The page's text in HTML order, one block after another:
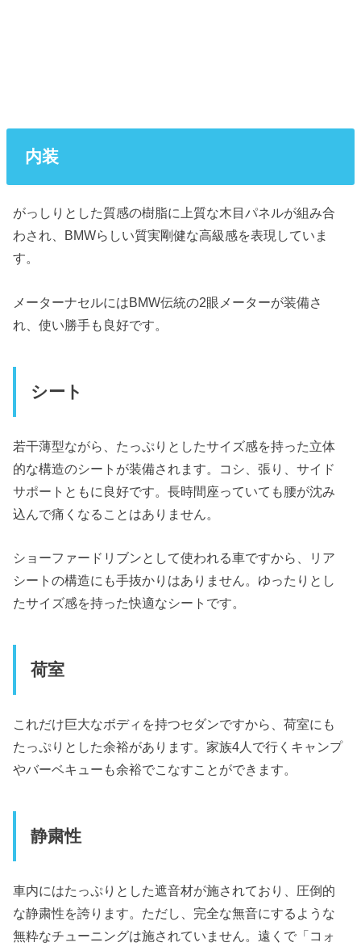
内装
がっしりとした質感の樹脂に上質な木目パネルが組み合
わされ、BMWらしい質実剛健な高級感を表現していま
す。
メーターナセルにはBMW伝統の2眼メーターが装備さ
れ、使い勝手も良好です。
シート
若干薄型ながら、たっぷりとしたサイズ感を持った立体
的な構造のシートが装備されます。コシ、張り、サイド
サポートともに良好です。長時間座っていても腰が沈み
込んで痛くなることはありません。
ショーファードリブンとして使われる車ですから、リア
シートの構造にも手抜かりはありません。ゆったりとし
たサイズ感を持った快適なシートです。
荷室
これだけ巨大なボディを持つセダンですから、荷室にも
たっぷりとした余裕があります。家族4人で行くキャンプ
やバーベキューも余裕でこなすことができます。
静粛性
車内にはたっぷりとした遮音材が施されており、圧倒的
な静粛性を誇ります。ただし、完全な無音にするような
無粋なチューニングは施されていません。遠くで「コォ